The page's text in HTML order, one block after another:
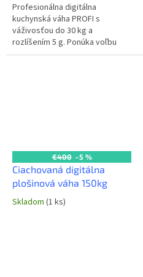
Profesionálna digitálna
kuchynská váha PROFI s
váživosťou do 30 kg a
rozlíšením 5 g. Ponúka voľbu
jednotiek (g, kg, lb, oz) a
€400 –5 %
Ciachovaná digitálna
plošinová váha 150kg
Skladom (1 ks)